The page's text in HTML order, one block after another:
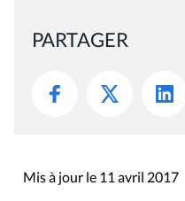
PARTAGER
Mis à jour le 11 avril 2017